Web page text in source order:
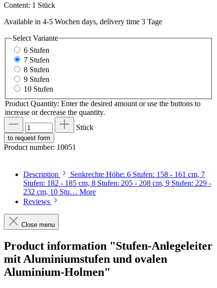
Content: 1 Stück
Available in 4-5 Wochen days, delivery time 3 Tage
Select Variante
6 Stufen
7 Stufen
8 Stufen
9 Stufen
10 Stufen
Product Quantity: Enter the desired amount or use the buttons to
increase or decrease the quantity.
Stück
to request form
Product number: 10051
Description
Senkrechte Höhe: 6 Stufen: 158 - 161 cm, 7
Stufen: 182 - 185 cm, 8 Stufen: 205 - 208 cm, 9 Stufen: 229 -
232 cm, 10 Stu… More
Reviews
Close menu
Product information "Stufen-Anlegeleiter
mit Aluminiumstufen und ovalen
Aluminium-Holmen"